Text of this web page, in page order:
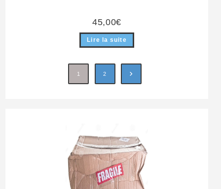
45,00€
Lire la suite
1 2